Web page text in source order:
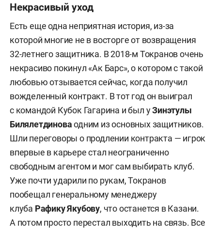
Некрасивый уход
Есть еще одна неприятная история, из-за
которой многие не в восторге от возвращения
32-летнего защитника. В 2018-м Токранов очень
некрасиво покинул «Ак Барс», о котором с такой
любовью отзывается сейчас, когда получил
вожделенный контракт. В тот год он выиграл
с командой Кубок Гагарина и был уЗинэтулы
Билялетдиноваодним из основных защитников.
Шли переговоры о продлении контракта — игрок
впервые в карьере стал неограниченно
свободным агентом и мог сам выбирать клуб.
Уже почти ударили по рукам, Токранов
пообещал генеральному менеджеру
клуба Рафику Якубову, что останется в Казани.
А потом просто перестал выходить на связь. Все